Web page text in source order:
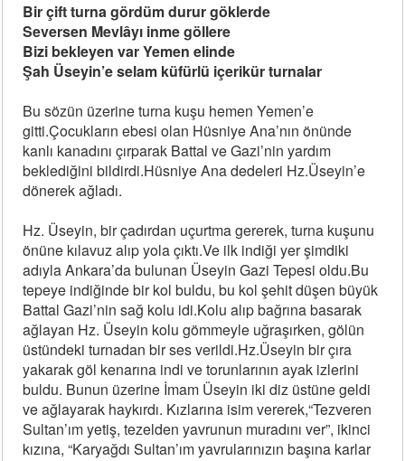
Bir çift turna gördüm durur göklerde
Seversen Mevlâyı inme göllere
Bizi bekleyen var Yemen elinde
Şah Üseyin’e selam küfürlü içerikür turnalar
Bu sözün üzerine turna kuşu hemen Yemen’e
gitti.Çocukların ebesi olan Hüsniye Ana’nın önünde
kanlı kanadını çırparak Battal ve Gazi’nin yardım
beklediğini bildirdi.Hüsniye Ana dedeleri Hz.Üseyin’e
dönerek ağladı.
Hz. Üseyin, bir çadırdan uçurtma gererek, turna kuşunu
önüne kılavuz alıp yola çıktı.Ve ilk indiği yer şimdiki
adıyla Ankara’da bulunan Üseyin Gazi Tepesi oldu.Bu
tepeye indiğinde bir kol buldu, bu kol şehit düşen büyük
Battal Gazi’nin sağ kolu idi.Kolu alıp bağrına basarak
ağlayan Hz. Üseyin kolu gömmeyle uğraşırken, gölün
üstündeki turnadan bir ses verildi.Hz.Üseyin bir çıra
yakarak göl kenarına indi ve torunlarının ayak izlerini
buldu. Bunun üzerine İmam Üseyin iki diz üstüne geldi
ve ağlayarak haykırdı. Kızlarına isim vererek,“Tezveren
Sultan’ım yetiş, tezelden yavrunun muradını ver”, ikinci
kızına, “Karyağdı Sultan’ım yavrularınızın başına karlar